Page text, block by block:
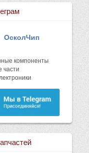
ОсколЧип
компоненты
части